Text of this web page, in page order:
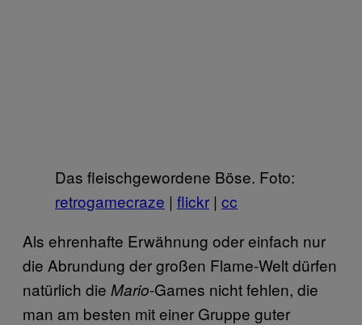
Das fleischgewordene Böse. Foto:
retrogamecraze | flickr | cc
Als ehrenhafte Erwähnung oder einfach nur
die Abrundung der großen Flame-Welt dürfen
natürlich die Mario-Games nicht fehlen, die
man am besten mit einer Gruppe guter